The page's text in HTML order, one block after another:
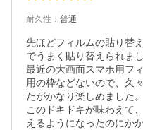
耐久性 ： 普通
先ほどフィルムの貼り替
でうまく貼り替えられまし
最近の大画面スマホ用フ
用の枠などないので、久
たがかなり楽しめました。
このドキドキが味わえて
えるようになったのにか